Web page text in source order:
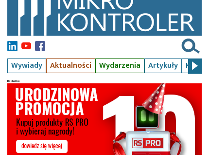
Wywiady Aktualności Wydarzenia Artykuły Kursy